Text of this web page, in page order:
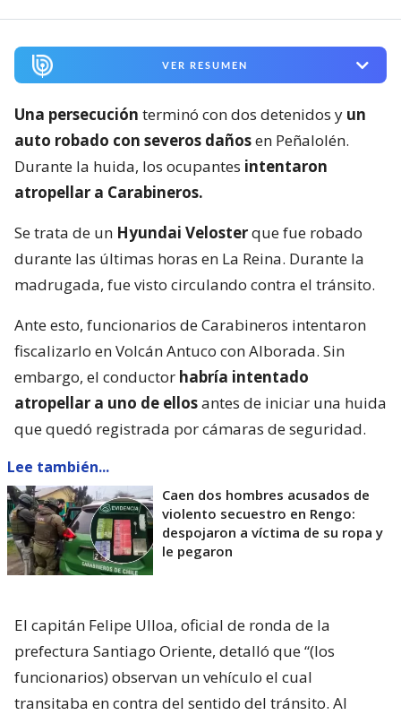
VER RESUMEN
Una persecución terminó con dos detenidos y un
auto robado con severos dañosen Peñalolén.
Durante la huida, los ocupantes intentaron
atropellar a Carabineros.
Se trata de un Hyundai Velosterque fue robado
durante las últimas horas en La Reina. Durante la
madrugada, fue visto circulando contra el tránsito.
Ante esto, funcionarios de Carabineros intentaron
fiscalizarlo en Volcán Antuco con Alborada. Sin
embargo, el conductor habría intentado
atropellar a uno de ellosantes de iniciar una huida
que quedó registrada por cámaras de seguridad.
Lee también...
Caen dos hombres acusados de
violento secuestro en Rengo:
despojaron a víctima de su ropa y
le pegaron
El capitán Felipe Ulloa, oficial de ronda de la
prefectura Santiago Oriente, detalló que “(los
funcionarios) observan un vehículo el cual
transitaba en contra del sentido del tránsito. Al